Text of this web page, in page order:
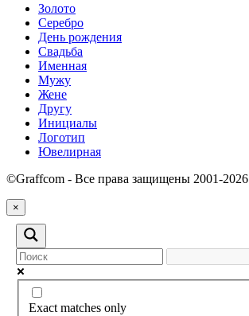
Золото
Серебро
День рождения
Свадьба
Именная
Мужу
Жене
Другу
Инициалы
Логотип
Ювелирная
©Graffcom - Все права защищены 2001-2026
×
Exact matches only